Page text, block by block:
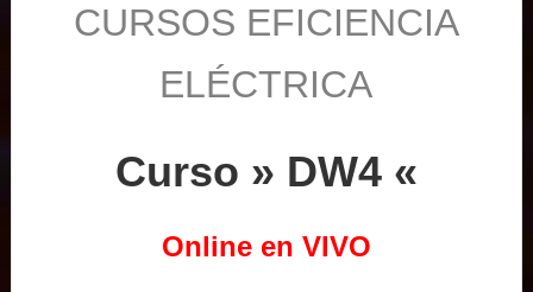
CURSOS EFICIENCIA
ELÉCTRICA
Curso » DW4 «
Online en VIVO